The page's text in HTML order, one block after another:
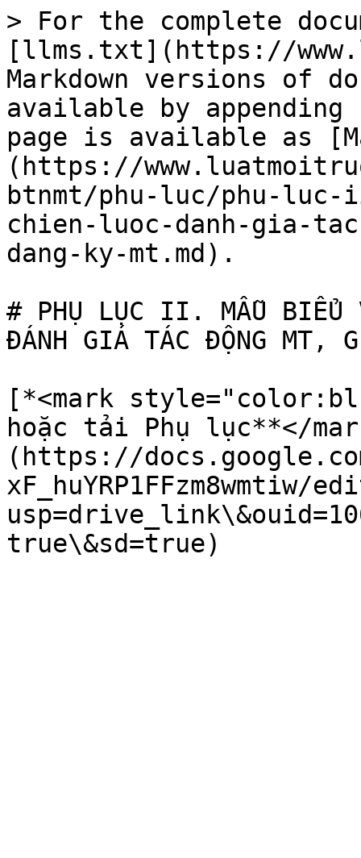
> For the complete
[llms.txt](https://
Markdown versions of
available by
page is available as
(https://
btnmt/phu-luc/phu-luc-
chien-luoc-danh-gia-
dang-ky-mt.md).
# PHỤ LỤC II. MẪU BIỂU
ĐÁNH GIÁ TÁC ĐỘNG MT,
[*<mark
hoặc tải Phụ lục**</
(https://
xF_huYRP1FFzm8wmtiw/